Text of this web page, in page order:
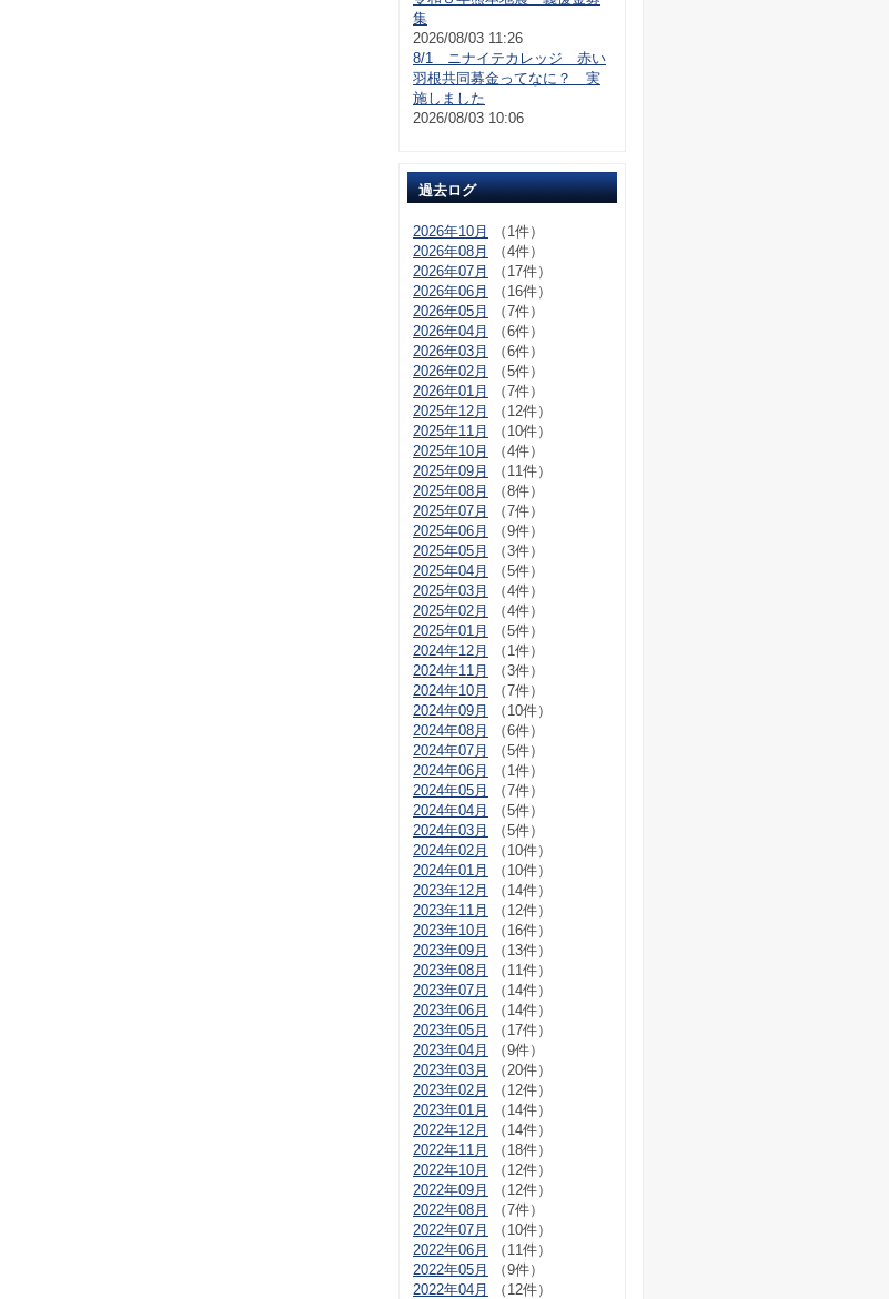
集
2026/08/03 11:26
8/1 ニナイテカレッジ 赤い
羽根共同募金ってなに？ 実
施しました
2026/08/03 10:06
過去ログ
2026年10月
（1件）
2026年08月
（4件）
2026年07月
（17件）
2026年06月
（16件）
2026年05月
（7件）
2026年04月
（6件）
2026年03月
（6件）
2026年02月
（5件）
2026年01月
（7件）
2025年12月
（12件）
2025年11月
（10件）
2025年10月
（4件）
2025年09月
（11件）
2025年08月
（8件）
2025年07月
（7件）
2025年06月
（9件）
2025年05月
（3件）
2025年04月
（5件）
2025年03月
（4件）
2025年02月
（4件）
2025年01月
（5件）
2024年12月
（1件）
2024年11月
（3件）
2024年10月
（7件）
2024年09月
（10件）
2024年08月
（6件）
2024年07月
（5件）
2024年06月
（1件）
2024年05月
（7件）
2024年04月
（5件）
2024年03月
（5件）
2024年02月
（10件）
2024年01月
（10件）
2023年12月
（14件）
2023年11月
（12件）
2023年10月
（16件）
2023年09月
（13件）
2023年08月
（11件）
2023年07月
（14件）
2023年06月
（14件）
2023年05月
（17件）
2023年04月
（9件）
2023年03月
（20件）
2023年02月
（12件）
2023年01月
（14件）
2022年12月
（14件）
2022年11月
（18件）
2022年10月
（12件）
2022年09月
（12件）
2022年08月
（7件）
2022年07月
（10件）
2022年06月
（11件）
2022年05月
（9件）
2022年04月
（12件）